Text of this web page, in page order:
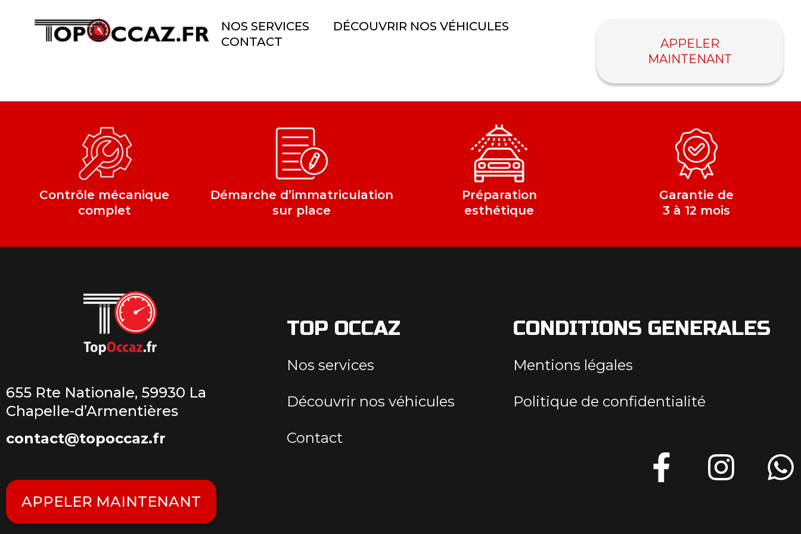
NOS SERVICES
DÉCOUVRIR NOS VÉHICULES
CONTACT
APPELER
MAINTENANT
Contrôle mécanique
complet
Démarche d’immatriculation
sur place
Préparation
esthétique
Garantie de
3 à 12 mois
655 Rte Nationale, 59930 La
Chapelle-d’Armentières
contact@topoccaz.fr
APPELER MAINTENANT
TOP OCCAZ
Nos services
Découvrir nos véhicules
Contact
CONDITIONS GENERALES
Mentions légales
Politique de confidentialité